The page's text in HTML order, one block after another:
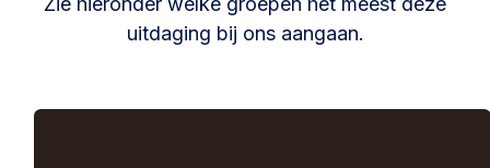
uitdaging bij ons aangaan.